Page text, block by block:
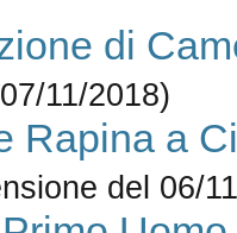
di
11/2018)
Rapina a
del 06/